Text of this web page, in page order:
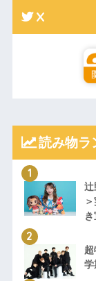
X
読み物ラ
辻
学